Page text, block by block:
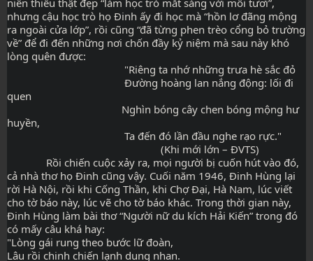
niên thiếu thật đẹp “làm học trò mắt sáng với môi tươi”,
nhưng cậu học trò họ Đinh ấy đi học mà “hồn lơ đãng mộng
ra ngoài cửa lớp”, rồi cũng “đã từng phen trèo cổng bỏ trường
về” để đi đến những nơi chốn đầy kỷ niệm mà sau này khó
lòng quên được:
                                          "Riêng ta nhớ những trưa hè sắc đỏ
quen
huyền,
                                          Ta đến đó lần đầu nghe rạo rực."
                                                       (Khi mới lớn – ĐVTS)
cả nhà thơ họ Đinh cũng vậy. Cuối năm 1946, Đinh Hùng lại
rời Hà Nội, rồi khi Cống Thần, khi Chợ Đại, Hà Nam, lúc viết
cho tờ báo này, lúc vẽ cho tờ báo khác. Trong thời gian này,
Đinh Hùng làm bài thơ “Người nữ du kích Hải Kiến” trong đó
có mấy câu khá hay:
"Lòng gái rung theo bước lữ đoàn,
Lâu rồi chinh chiến lạnh dung nhan.